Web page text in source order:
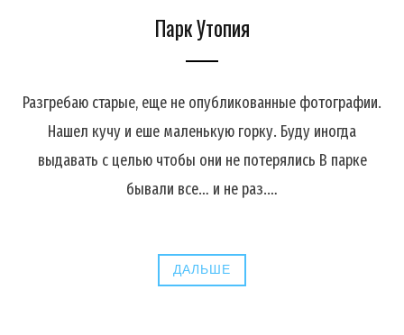
Парк Утопия
Разгребаю старые, еще не опубликованные фотографии.
Нашел кучу и еше маленькую горку. Буду иногда
выдавать с целью чтобы они не потерялись В парке
бывали все… и не раз.…
ДАЛЬШЕ